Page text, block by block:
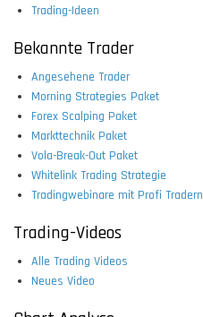
Trading-Ideen
Bekannte Trader
Angesehene Trader
Morning Strategies Paket
Forex Scalping Paket
Markttechnik Paket
Vola-Break-Out Paket
Whitelink Trading Strategie
Tradingwebinare mit Profi Tradern
Trading-Videos
Alle Trading Videos
Neues Video